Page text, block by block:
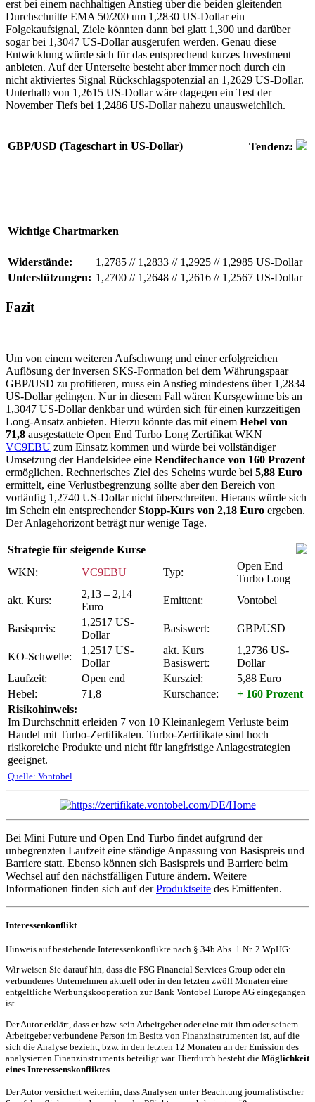
erst bei einem nachhaltigen Anstieg über die beiden gleitenden
Durchschnitte EMA 50/200 um 1,2830 US-Dollar ein
Folgekaufsignal, Ziele könnten dann bei glatt 1,300 und darüber
sogar bei 1,3047 US-Dollar ausgerufen werden. Genau diese
Entwicklung würde sich für das entsprechend kurzes Investment
anbieten. Auf der Unterseite besteht aber immer noch durch ein
nicht aktiviertes Signal Rückschlagspotenzial an 1,2629 US-Dollar.
Unterhalb von 1,2615 US-Dollar wäre dagegen ein Test der
November Tiefs bei 1,2486 US-Dollar nahezu unausweichlich.
GBP/USD (Tageschart in US-Dollar) Tendenz:
Wichtige Chartmarken
Widerstände: 1,2785 //1,2833 //1,2925 //1,2985 US-Dollar
Unterstützungen: 1,2700 //1,2648 //1,2616 //1,2567 US-Dollar
Fazit
Um von einem weiteren Aufschwung und einer erfolgreichen
Auflösung der inversen SKS-Formation bei dem Währungspaar
GBP/USD zu profitieren, muss ein Anstieg mindestens über 1,2834
US-Dollar gelingen. Nur in diesem Fall wären Kursgewinne bis an
1,3047 US-Dollar denkbar und würden sich für einen kurzzeitigen
Long-Ansatz anbieten. Hierzu könnte das mit einem Hebel von
71,8 ausgestattete Open End Turbo Long Zertifikat WKN
VC9EBU zum Einsatz kommen und würde bei vollständiger
Umsetzung der Handelsidee eine Renditechance von 160 Prozent
ermöglichen. Rechnerisches Ziel des Scheins wurde bei 5,88 Euro
ermittelt, eine Verlustbegrenzung sollte aber den Bereich von
vorläufig 1,2740 US-Dollar nicht überschreiten. Hieraus würde sich
im Schein ein entsprechenderStopp-Kurs von 2,18 Euro ergeben.
Der Anlagehorizont beträgt nur wenige Tage.
Strategie für steigende Kurse
WKN:
VC9EBU Typ:
Open End
Turbo Long
akt. Kurs:
2,13 – 2,14
Euro
Emittent: Vontobel
Basispreis:
1,2517 US-
Dollar
Basiswert: GBP/USD
KO-Schwelle:
1,2517 US-
Dollar
akt. Kurs
Basiswert:
1,2736 US-
Dollar
Laufzeit:
Open end Kursziel:
5,88 Euro
Hebel:
71,8 Kurschance:
+ 160 Prozent
Risikohinweis:
Im Durchschnitt erleiden 7 von 10 Kleinanlegern Verluste beim
Handel mit Turbo-Zertifikaten. Turbo-Zertifikate sind hoch
risikoreiche Produkte und nicht für langfristige Anlagestrategien
geeignet.
Quelle: Vontobel
Bei Mini Future und Open End Turbo findet aufgrund der
unbegrenzten Laufzeit eine ständige Anpassung von Basispreis und
Barriere statt. Ebenso können sich Basispreis und Barriere beim
Wechsel auf den nächstfälligen Future ändern. Weitere
Informationen finden sich auf derProduktseite des Emittenten.
Interessenkonflikt
Hinweis auf bestehende Interessenkonflikte nach § 34b Abs. 1 Nr. 2 WpHG:
Wir weisen Sie darauf hin, dass die FSG Financial Services Group oder ein
verbundenes Unternehmen aktuell oder in den letzten zwölf Monaten eine
entgeltliche Werbungskooperation zur Bank Vontobel Europe AG eingegangen
ist.
Der Autor erklärt, dass er bzw. sein Arbeitgeber oder eine mit ihm oder seinem
Arbeitgeber verbundene Person im Besitz von Finanzinstrumenten ist, auf die
sich die Analyse bezieht, bzw. in den letzten 12 Monaten an der Emission des
analysierten Finanzinstruments beteiligt war. Hierdurch besteht die Möglichkeit
eines Interessenskonfliktes
Der Autor versichert weiterhin, dass Analysen unter Beachtung journalistischer